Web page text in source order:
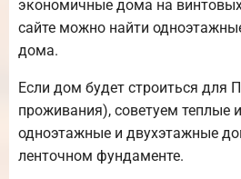
экономичные дома на
сайте можно найти
дома.
Если дом будет строиться для
проживания), советуем теплые
одноэтажные и двухэтажные
ленточном фундаменте.